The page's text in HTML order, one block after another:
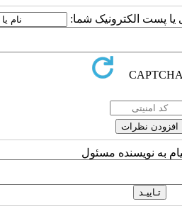
یا پست الکترونیک شما:
به نویسنده مسئول